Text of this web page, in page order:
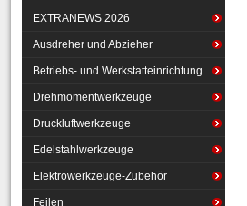
EXTRANEWS 2026
Ausdreher und Abzieher
Betriebs- und Werkstatteinrichtung
Drehmomentwerkzeuge
Druckluftwerkzeuge
Edelstahlwerkzeuge
Elektrowerkzeuge-Zubehör
Feilen